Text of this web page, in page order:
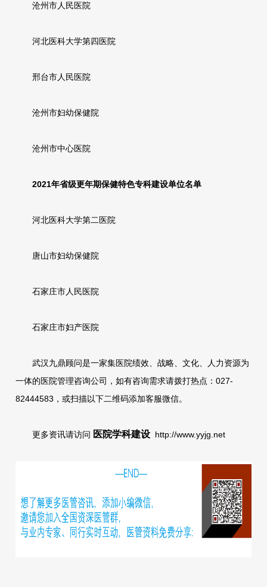
沧州市人民医院
河北医科大学第四医院
邢台市人民医院
沧州市妇幼保健院
沧州市中心医院
2021年省级更年期保健特色专科建设单位名单
河北医科大学第二医院
唐山市妇幼保健院
石家庄市人民医院
石家庄市妇产医院
武汉九鼎顾问是一家集医院绩效、战略、文化、人力资源为
一体的医院管理咨询公司，如有咨询需求请拨打热点：027-
82444583，或扫描以下二维码添加客服微信。
更多资讯请访问 医院学科建设 http://www.yyjg.net